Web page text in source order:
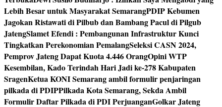
Lebih Besar untuk Masyarakat SemarangPDIP Kebumen
Jagokan Ristawati di Pilbub dan Bambang Pacul di Pilgub
JatengSlamet Efendi : Pembangunan Infrastruktur Kunci
Tingkatkan Perekonomian PemalangSeleksi CASN 2024,
Pemprov Jateng Dapat Kuota 4.446 OrangOpini WTP
Kesembilan, Kado Terindah Hari Jadi ke-278 Kabupaten
SragenKetua KONI Semarang ambil formulir penjaringan
pilkada di PDIPPilkada Kota Semarang, Sekda Ambil
Formulir Daftar Pilkada di PDI PerjuanganGolkar Jateng